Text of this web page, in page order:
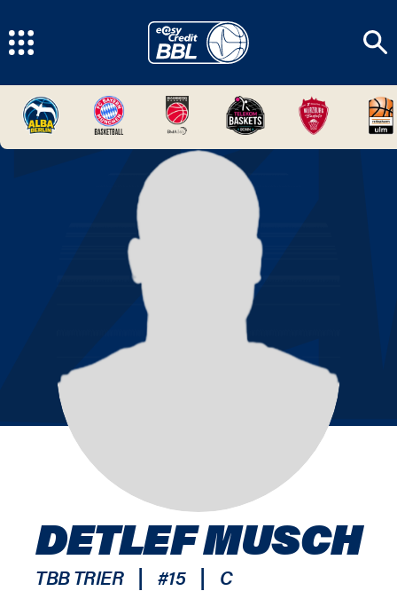
DETLEF MUSCH
TBB TRIER | #15 | C